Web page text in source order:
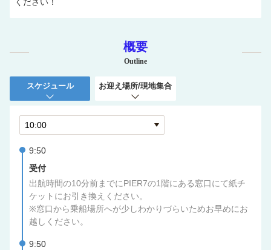
概要
Outline
スケジュール お迎え場所/現地集合
9:50
受付
出航時間の10分前までにPIER7の1階にある窓口にて紙チ
ケットにお引き換えください。
※窓口から乗船場所へが少しわかりづらいためお早めにお
越しください。
9:50